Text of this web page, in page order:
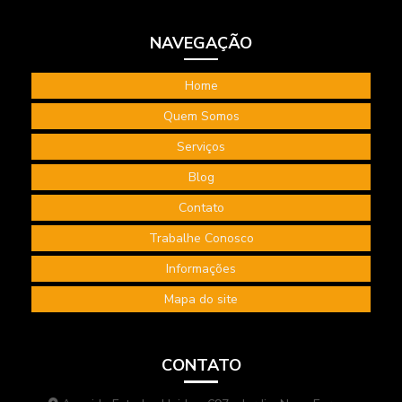
Terceirização de serviços bombeiro civil
Terceirização de serviços de segurança do trabalho
Treinamento de higiene ocupacional
Treinamento internacional NEBOSH
Treinamento NEBOSH IGC
NAVEGAÇÃO
Home
Quem Somos
Serviços
Blog
Contato
Trabalhe Conosco
Informações
Mapa do site
CONTATO